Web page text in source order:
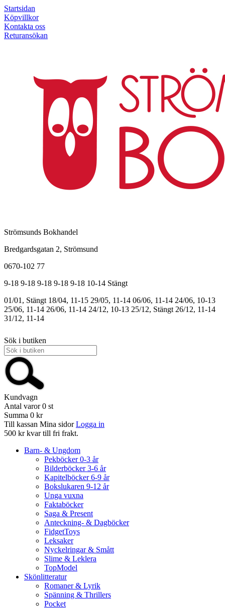
Startsidan
Köpvillkor
Kontakta oss
Returansökan
Strömsunds Bokhandel
Bredgardsgatan 2, Strömsund
0670-102 77
9-18 9-18 9-18 9-18 9-18 10-14 Stängt
01/01, Stängt 18/04, 11-15 29/05, 11-14 06/06, 11-14 24/06, 10-13
25/06, 11-14 26/06, 11-14 24/12, 10-13 25/12, Stängt 26/12, 11-14
31/12, 11-14
Sök i butiken
Kundvagn
Antal varor 0 st
Summa 0 kr
Till kassan Mina sidor Logga in
500 kr kvar till fri frakt.
Barn- & Ungdom
Pekböcker 0-3 år
Bilderböcker 3-6 år
Kapitelböcker 6-9 år
Bokslukaren 9-12 år
Unga vuxna
Faktaböcker
Saga & Present
Anteckning- & Dagböcker
FidgetToys
Leksaker
Nyckelringar & Smått
Slime & Leklera
TopModel
Skönlitteratur
Romaner & Lyrik
Spänning & Thrillers
Pocket